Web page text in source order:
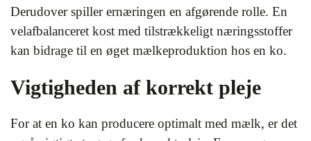
Derudover spiller ernæringen en afgørende rolle. En
velafbalanceret kost med tilstrækkeligt næringsstoffer
kan bidrage til en øget mælkeproduktion hos en ko.
Vigtigheden af korrekt pleje
For at en ko kan producere optimalt med mælk, er det